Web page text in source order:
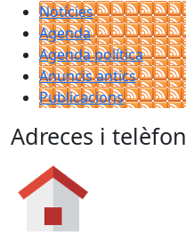
Notícies
Agenda
Agenda política
Anuncis antics
Publicacions
Adreces i